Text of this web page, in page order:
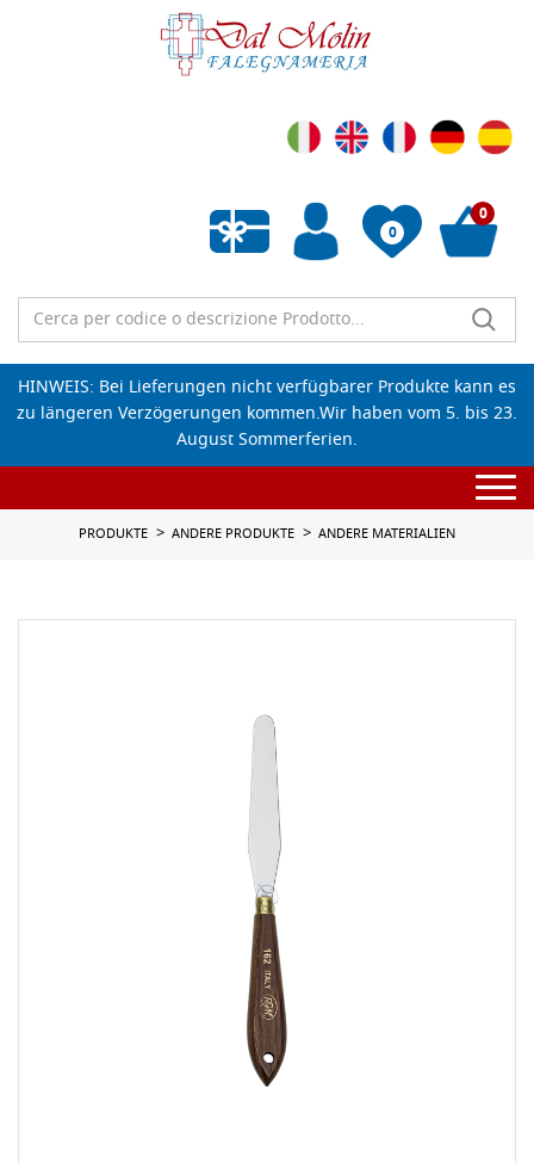
0
Wunschliste leeren
0
HINWEIS: Bei Lieferungen nicht verfügbarer Produkte kann es
zu längeren Verzögerungen kommen.Wir haben vom 5. bis 23.
August Sommerferien.
PRODUKTE ANDERE PRODUKTE ANDERE MATERIALIEN